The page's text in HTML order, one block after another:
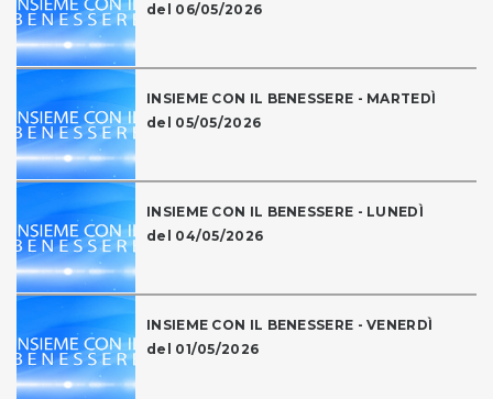
del 06/05/2026
INSIEME CON IL BENESSERE - MARTEDÌ
del 05/05/2026
INSIEME CON IL BENESSERE - LUNEDÌ
del 04/05/2026
INSIEME CON IL BENESSERE - VENERDÌ
del 01/05/2026